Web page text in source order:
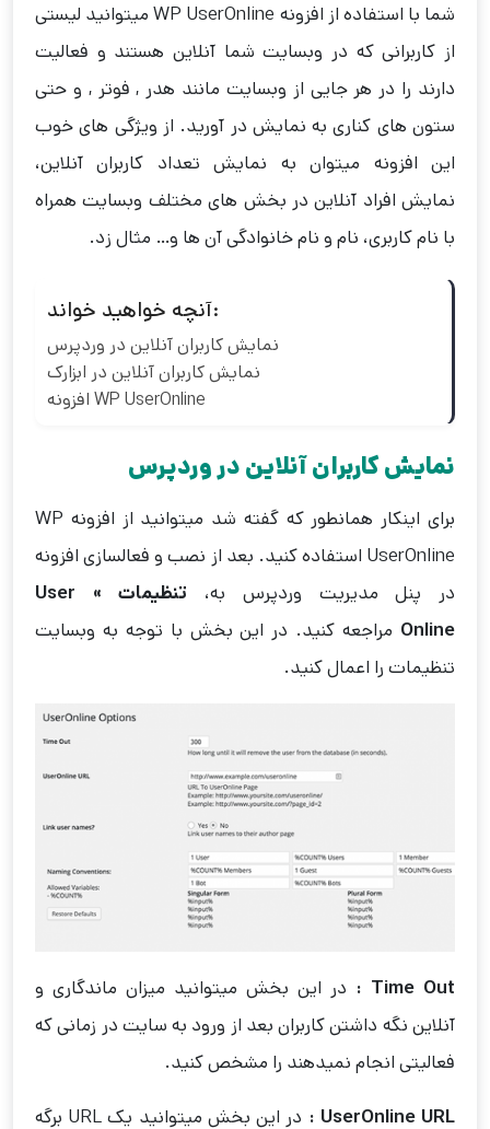
شما با استفاده از افزونه WP UserOnline میتوانید لیستی
از کاربرانی که در وبسایت شما آنلاین هستند و فعالیت
دارند را در هر جایی از وبسایت مانند هدر , فوتر , و حتی
ستون های کناری به نمایش در آورید. از ویژگی های خوب
این افزونه میتوان به نمایش تعداد کاربران آنلاین،
نمایش افراد آنلاین در بخش های مختلف وبسایت همراه
با نام کاربری، نام و نام خانوادگی آن ها و… مثال زد.
آنچه خواهید خواند:
نمایش کاربران آنلاین در وردپرس
نمایش کاربران آنلاین در ابزارک
افزونه WP UserOnline
نمایش کاربران آنلاین در وردپرس
برای اینکار همانطور که گفته شد میتوانید از افزونه WP
UserOnline استفاده کنید. بعد از نصب و فعالسازی افزونه
در پنل مدیریت وردپرس به،
تنظیمات » User
Online مراجعه کنید. در این بخش با توجه به وبسایت
تنظیمات را اعمال کنید.
Time Out :
در این بخش میتوانید میزان ماندگاری و
آنلاین نگه داشتن کاربران بعد از ورود به سایت در زمانی که
فعالیتی انجام نمیدهند را مشخص کنید.
UserOnline URL :
در این بخش میتوانید یک URL برگه